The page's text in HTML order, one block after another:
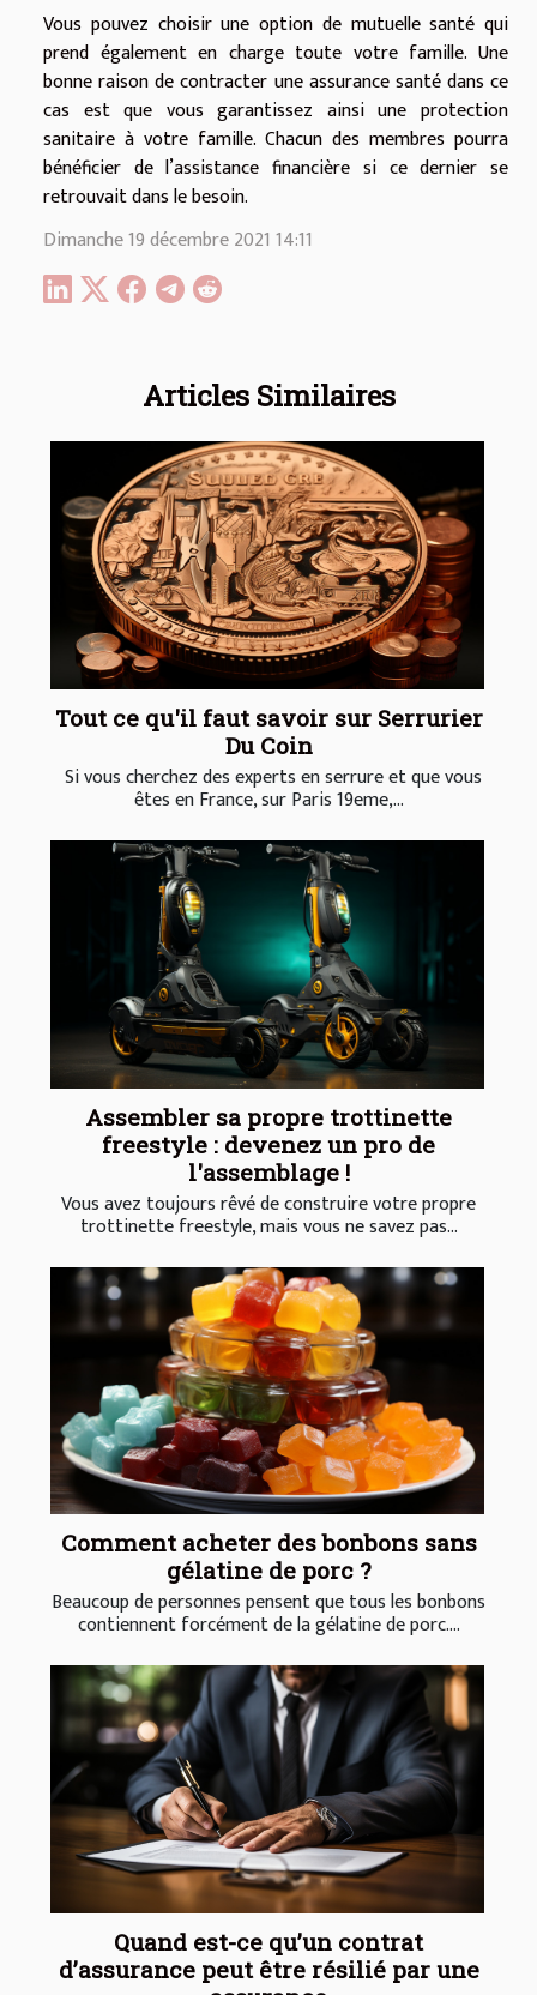
Articles Similaires
Tout ce qu'il faut savoir sur Serrurier
Du Coin
Si vous cherchez des experts en serrure et que vous
êtes en France, sur Paris 19eme,...
Assembler sa propre trottinette
freestyle : devenez un pro de
l'assemblage !
Vous avez toujours rêvé de construire votre propre
trottinette freestyle, mais vous ne savez pas...
Comment acheter des bonbons sans
gélatine de porc ?
Beaucoup de personnes pensent que tous les bonbons
contiennent forcément de la gélatine de porc....
Quand est-ce qu’un contrat
d’assurance peut être résilié par une
Vous pouvez choisir une option de mutuelle santé qui
prend également en charge toute votre famille. Une
bonne raison de contracter une assurance santé dans ce
cas est que vous garantissez ainsi une protection
sanitaire à votre famille. Chacun des membres pourra
bénéficier de l’assistance financière si ce dernier se
retrouvait dans le besoin.
Dimanche 19 décembre 2021 14:11